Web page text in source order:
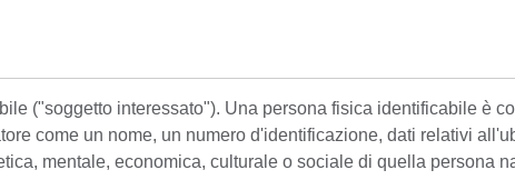
("soggetto interessato"). Una persona fisica identificabile è
come un nome, un numero d'identificazione, dati relativi
mentale, economica, culturale o sociale di quella persona